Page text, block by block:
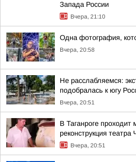
Запада России
Вчера, 21:10
Одна фотография,
Вчера, 20:58
Не расслабляемся:
подобралась к югу
Вчера, 20:51
В Таганроге проходит
реконструкция театра
Вчера, 20:51